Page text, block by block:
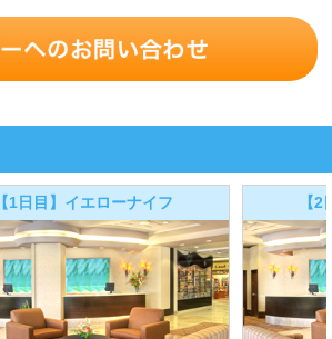
【1日目】イエローナイフ 【